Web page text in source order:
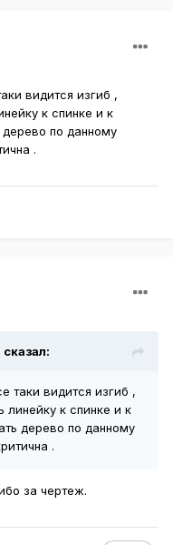
видится изгиб ,
к спинке и к
по данному
.
сказал:
таки видится изгиб ,
к спинке и к
дерево по данному
.
за чертеж.